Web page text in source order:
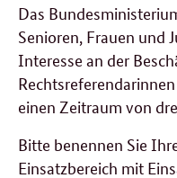
Das
Senioren, Frauen und
Interesse an der
einen Zeitraum von
Bitte benennen Sie
Einsatzbereich mit